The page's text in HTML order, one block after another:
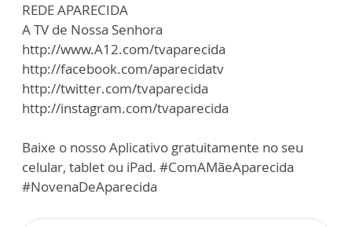
REDE APARECIDA
A TV de Nossa Senhora
http://www.A12.com/tvaparecida
http://facebook.com/aparecidatv
http://twitter.com/tvaparecida
http://instagram.com/tvaparecida
Baixe o nosso Aplicativo gratuitamente no seu
celular, tablet ou iPad. #ComAMãeAparecida
#NovenaDeAparecida